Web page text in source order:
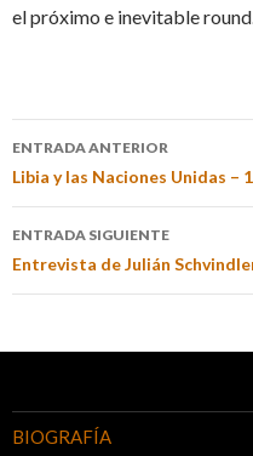
el próximo e inevitable round.
ENTRADA ANTERIOR
Libia y las Naciones Unidas –
ENTRADA SIGUIENTE
Entrevista de Julián
BIOGRAFÍA